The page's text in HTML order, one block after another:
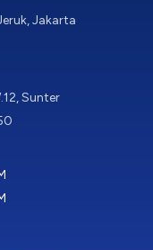
Jakarta
Sunter